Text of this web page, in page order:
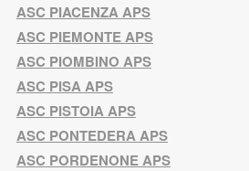
ASC PIACENZA APS
ASC PIEMONTE APS
ASC PIOMBINO APS
ASC PISA APS
ASC PISTOIA APS
ASC PONTEDERA APS
ASC PORDENONE APS